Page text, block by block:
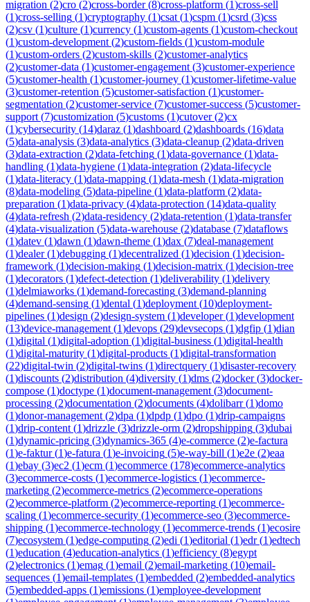
migration (2)cro (2)cross-border(8)cross-platform (1)cross-sell
(1)cross-selling (1)cryptography (1)csat (1)cspm (1)csrd (3)css
(2)csv (1)culture (1)currency (1)custom-agents (1)custom-checkout
(1)custom-development (2)custom-fields (1)custom-module
(1)custom-orders (2)custom-skills (2)customer-analytics
(2)customer-data (1)customer-engagement (3)customer-experience
(5)customer-health (1)customer-journey (1)customer-lifetime-value
(3)customer-retention (5)customer-satisfaction (1)customer-
segmentation (2)customer-service (7)customer-success (5)customer-
support (7)customization (5)customs (1)cutover(2)cx
(1)cybersecurity (14)daraz (1)dashboard (2)dashboards (16)data
(5)data-analysis (3)data-analytics (3)data-cleanup (2)data-driven
(3)data-extraction (2)data-fetching (1)data-governance (1)data-
handling (1)data-hygiene (1)data-integration (2)data-lifecycle
(1)data-literacy (1)data-mapping (1)data-mesh (1)data-migration
(8)data-modeling (5)data-pipeline (1)data-platform (2)data-
preparation (1)data-privacy (4)data-protection (14)data-quality
(4)data-refresh (2)data-residency (2)data-retention (1)data-transfer
(4)data-visualization (5)data-warehouse (2)database (7)dataflows
(1)datev (1)dawn (1)dawn-theme (1)dax (7)deal-management
(1)dealer(1)debugging (1)decentralized (1)decision (1)decision-
framework (1)decision-making (1)decision-matrix (1)decision-tree
(1)decorators (1)defect-detection (1)deliverability (1)delivery
(1)delmiaworks (1)demand-forecasting (3)demand-planning
(4)demand-sensing (1)dental (1)deployment (10)deployment-
pipelines (1)design (2)design-system (1)developer(1)development
(13)device-management (1)devops (29)devsecops (1)dgfip (1)dian
(1)digital (1)digital-adoption (1)digital-business (1)digital-health
(1)digital-maturity (1)digital-products (1)digital-transformation
(22)digital-twin (2)digital-twins (1)directquery (1)disaster-recovery
(1)discounts (2)distribution (4)diversity (1)dms (2)docker(3)docker-
compose (1)doctype (1)document-management (3)document-
processing (2)documentation (2)documents (4)dolibarr(1)domo
(1)donor-management (2)dpa (1)dpdp (1)dpo (1)drip-campaigns
(1)drip-content (1)drizzle (3)drizzle-orm (2)dropshipping (3)dubai
(1)dynamic-pricing (3)dynamics-365 (4)e-commerce (2)e-factura
(1)e-faktur(1)e-fatura (1)e-invoicing (5)e-way-bill (1)e2e (2)eaa
(1)ebay (3)ec2 (1)ecm (1)ecommerce (178)ecommerce-analytics
(3)ecommerce-costs (1)ecommerce-logistics (1)ecommerce-
marketing (2)ecommerce-metrics (2)ecommerce-operations
(2)ecommerce-platform (2)ecommerce-reporting (1)ecommerce-
scaling (1)ecommerce-security (1)ecommerce-seo (3)ecommerce-
shipping (1)ecommerce-technology (1)ecommerce-trends (1)ecosire
(7)ecosystem (1)edge-computing (2)edi (1)editorial (1)edr(1)edtech
(1)education (4)education-analytics (1)efficiency (8)egypt
(2)electronics (1)emag (1)email (2)email-marketing (10)email-
sequences (1)email-templates (1)embedded (2)embedded-analytics
(5)embedded-apps (1)emissions (1)employee-development